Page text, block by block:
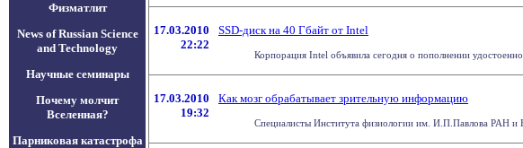
Физматлит
News of Russian Science
and Technology
Научные семинары
Почему молчит
Вселенная?
Парниковая катастрофа
17.03.2010
22:22
SSD-диск на 40 Гбайт от Intel
Корпорация Intel объявила сегодня о пополнении
17.03.2010
19:32
Как мозг обрабатывает зрительную информацию
Специалисты Института физиологии им. И.П.Павлова РАН и